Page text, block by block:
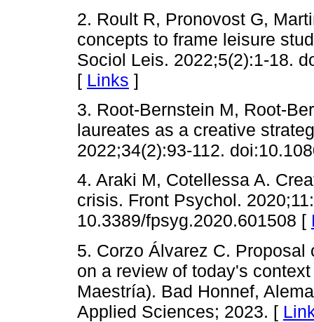
2. Roult R, Pronovost G,
concepts to frame leisure
Sociol Leis. 2022;5(2):1-18.
[ Links ]
3. Root-Bernstein M, Root-
laureates as a creative
2022;34(2):93-112.
4. Araki M, Cotellessa A.
crisis. Front Psychol.
10.3389/fpsyg.2020.601508 [
5. Corzo Álvarez C.
on a review of today's
Maestría). Bad Honnef,
Applied Sciences; 2023. [